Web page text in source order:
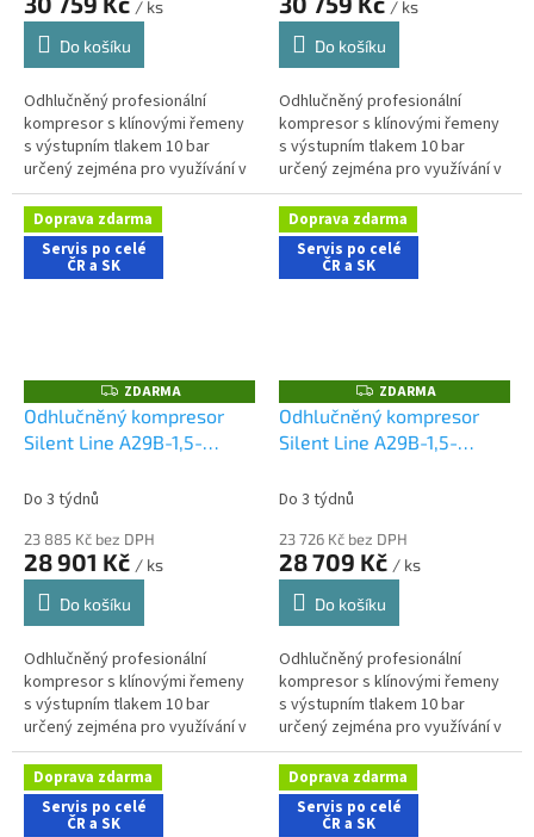
/ ks
Do košíku
Odhlučněný profesionální
kompresor s klínovými řemeny
s výstupním tlakem 10 bar
určený zejména pro využívání v
řemeslnických aplikacích s
nároky na nízkou hlučnost
stroje....
/ ks
Do košíku
Odhlučněný profesionální
kompresor s klínovými řemeny
s výstupním tlakem 10 bar
určený zejména pro využívání v
řemeslnických aplikacích s
nároky na nízkou hlučnost
stroje....
Doprava zdarma
Servis po celé
ČR a SK
Z
D
A
R
ZDARMA
Odhlučněný kompresor
Silent Line A29B-1,5-
Do 3 týdnů
23 885 Kč bez DPH
28 901 Kč / ks
Do košíku
Odhlučněný profesionální
kompresor s klínovými řemeny
s výstupním tlakem 10 bar
určený zejména pro využívání v
dílenských aplikacích s nároky
na nízkou hlučnost stroje....
Doprava zdarma
Servis po celé
ČR a SK
Z
D
A
R
ZDARMA
Odhlučněný kompresor
Silent Line A29B-1,5-
Do 3 týdnů
23 726 Kč bez DPH
28 709 Kč / ks
Do košíku
Odhlučněný profesionální
kompresor s klínovými řemeny
s výstupním tlakem 10 bar
určený zejména pro využívání v
dílenských aplikacích s nároky
na nízkou hlučnost stroje....
Doprava zdarma
Servis po celé
ČR a SK
Doprava zdarma
Servis po celé
ČR a SK